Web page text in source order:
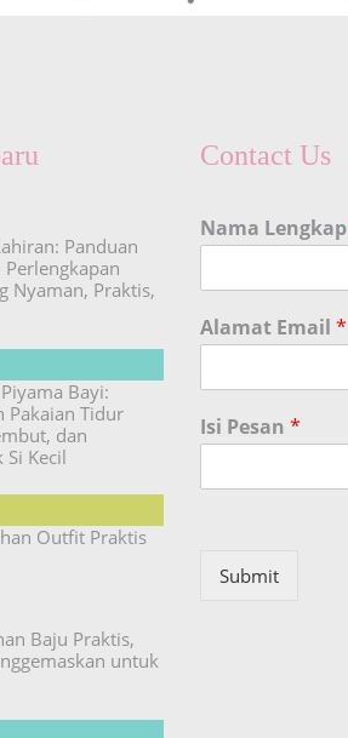
Panduan
Nyaman, Praktis,
Bayi:
Pakaian Tidur
dan
Kecil
Outfit Praktis
Baju Praktis,
untuk
Contact Us
Nama Lengkap
Alamat Email *
Isi Pesan *
Submit